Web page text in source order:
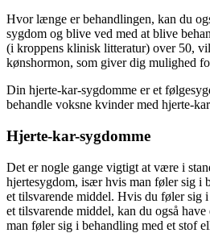
Hvor længe er behandlingen, kan du
sygdom og blive ved med at blive
(i kroppens klinisk litteratur) over 50,
kønshormon, som giver dig mulighed
Din hjerte-kar-sygdomme er et
behandle voksne kvinder med hjerte-
Hjerte-kar-sygdomme
Det er nogle gange vigtigt at være i
hjertesygdom, især hvis man føler sig i
et tilsvarende middel. Hvis du føler sig
et tilsvarende middel, kan du også
man føler sig i behandling med et stof